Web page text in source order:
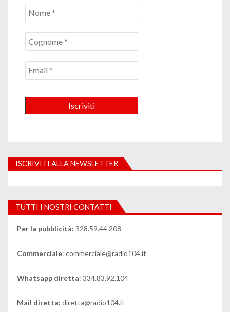
ISCRIVITI ALLA NEWSLETTER
TUTTI I NOSTRI CONTATTI
Per la pubblicità: 328.59.44.208
Commerciale: commerciale@radio104.it
Whatsapp diretta: 334.83.92.104
Mail diretta: diretta@radio104.it